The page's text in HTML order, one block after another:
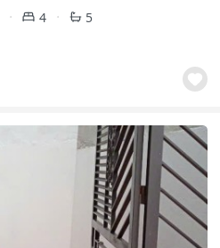
4
5